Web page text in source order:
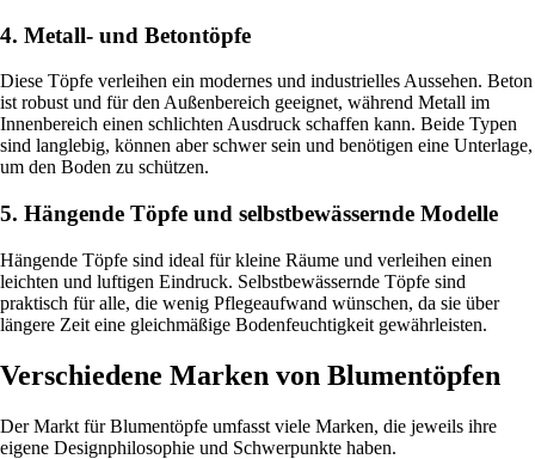
4. Metall- und Betontöpfe
Diese Töpfe verleihen ein modernes und industrielles Aussehen. Beton
ist robust und für den Außenbereich geeignet, während Metall im
Innenbereich einen schlichten Ausdruck schaffen kann. Beide Typen
sind langlebig, können aber schwer sein und benötigen eine Unterlage,
um den Boden zu schützen.
5. Hängende Töpfe und selbstbewässernde Modelle
Hängende Töpfe sind ideal für kleine Räume und verleihen einen
leichten und luftigen Eindruck. Selbstbewässernde Töpfe sind
praktisch für alle, die wenig Pflegeaufwand wünschen, da sie über
längere Zeit eine gleichmäßige Bodenfeuchtigkeit gewährleisten.
Verschiedene Marken von Blumentöpfen
Der Markt für Blumentöpfe umfasst viele Marken, die jeweils ihre
eigene Designphilosophie und Schwerpunkte haben.